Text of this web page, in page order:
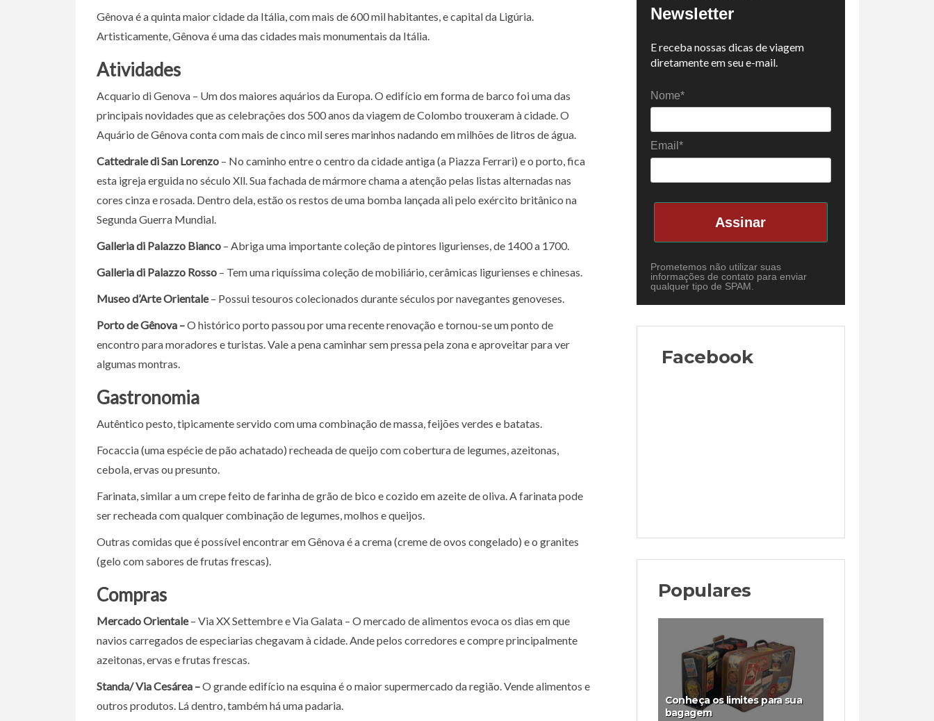
Gênova é a quinta maior cidade da Itália, com mais de 600 mil habitantes, e capital da Ligúria.
Artisticamente, Gênova é uma das cidades mais monumentais da Itália.
Atividades
Acquario di Genova – Um dos maiores aquários da Europa. O edifício em forma de barco foi uma das
principais novidades que as celebrações dos 500 anos da viagem de Colombo trouxeram à cidade. O
Aquário de Gênova conta com mais de cinco mil seres marinhos nadando em milhões de litros de água.
Cattedrale di San Lorenzo– No caminho entre o centro da cidade antiga (a Piazza Ferrari) e o porto, fica
esta igreja erguida no século Xll. Sua fachada de mármore chama a atenção pelas listas alternadas nas
cores cinza e rosada. Dentro dela, estão os restos de uma bomba lançada ali pelo exército britânico na
Segunda Guerra Mundial.
Galleria di Palazzo Bianco – Abriga uma importante coleção de pintores ligurienses, de 1400 a 1700.
Galleria di Palazzo Rosso – Tem uma riquíssima coleção de mobiliário, cerâmicas ligurienses e chinesas.
Museo d’Arte Orientale– Possui tesouros colecionados durante séculos por navegantes genoveses.
Porto de Gênova –O histórico porto passou por uma recente renovação e tornou-se um ponto de
encontro para moradores e turistas. Vale a pena caminhar sem pressa pela zona e aproveitar para ver
algumas montras.
Gastronomia
Autêntico pesto, tipicamente servido com uma combinação de massa, feijões verdes e batatas.
Focaccia (uma espécie de pão achatado) recheada de queijo com cobertura de legumes, azeitonas,
cebola, ervas ou presunto.
Farinata, similar a um crepe feito de farinha de grão de bico e cozido em azeite de oliva. A farinata pode
ser recheada com qualquer combinação de legumes, molhos e queijos.
Outras comidas que é possível encontrar em Gênova é a crema (creme de ovos congelado) e o granites
(gelo com sabores de frutas frescas).
Compras
Mercado Orientale– Via XX Settembre e Via Galata – O mercado de alimentos evoca os dias em que
navios carregados de especiarias chegavam à cidade. Ande pelos corredores e compre principalmente
azeitonas, ervas e frutas frescas.
Standa/ Via Cesárea –O grande edifício na esquina é o maior supermercado da região. Vende alimentos e
outros produtos. Lá dentro, também há uma padaria.
Newsletter
E receba nossas dicas de viagem
diretamente em seu e-mail.
Nome*
Email*
Assinar
Prometemos não utilizar suas
informações de contato para enviar
qualquer tipo de SPAM.
Facebook
Populares
Conheça os limites para sua
bagagem